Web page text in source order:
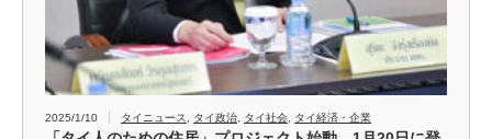
2025/1/10 タイニュース タイ政治 タイ社会 タイ経済・企業